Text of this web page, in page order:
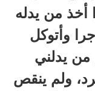
أخذ من يدله
وأتوكل
يدلني
ولم ينقص